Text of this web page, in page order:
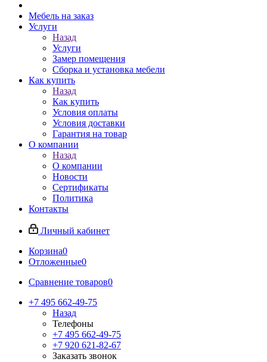
Мебель на заказ
Услуги
Назад
Услуги
Замер помещения
Сборка и установка мебели
Как купить
Назад
Как купить
Условия оплаты
Условия доставки
Гарантия на товар
О компании
Назад
О компании
Новости
Сертификаты
Политика
Контакты
Личный кабинет
Корзина0
Отложенные0
Сравнение товаров0
+7 495 662-49-75
Назад
Телефоны
+7 495 662-49-75
+7 920 621-82-67
Заказать звонок